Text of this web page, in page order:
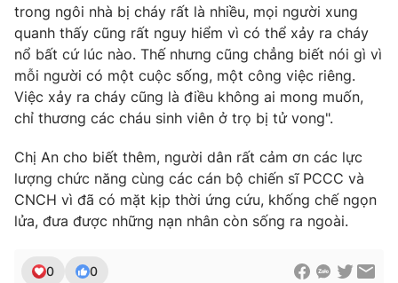
trong ngôi nhà bị cháy rất là nhiều, mọi người xung
quanh thấy cũng rất nguy hiểm vì có thể xảy ra cháy
nổ bất cứ lúc nào. Thế nhưng cũng chẳng biết nói gì vì
mỗi người có một cuộc sống, một công việc riêng.
Việc xảy ra cháy cũng là điều không ai mong muốn,
chỉ thương các cháu sinh viên ở trọ bị tử vong".
Chị An cho biết thêm, người dân rất cảm ơn các lực
lượng chức năng cùng các cán bộ chiến sĩ PCCC và
CNCH vì đã có mặt kịp thời ứng cứu, khống chế ngọn
lửa, đưa được những nạn nhân còn sống ra ngoài.
0 0